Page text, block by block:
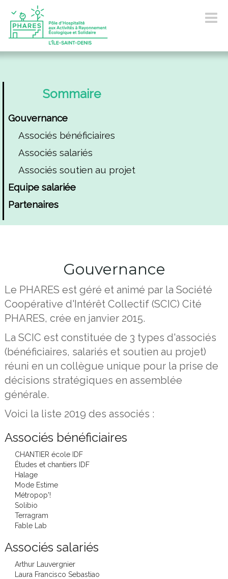
Toggle
Sommaire
Gouvernance
Associés bénéficiaires
Associés salariés
Associés soutien au projet
Equipe salariée
Partenaires
Gouvernance
Le PHARES est géré et animé par la Société
Coopérative d'Intérêt Collectif (SCIC) Cité
PHARES, crée en janvier 2015.
La SCIC est constituée de 3 types d'associés
(bénéficiaires, salariés et soutien au projet)
réuni en un collègue unique pour la prise de
décisions stratégiques en assemblée
générale.
Voici la liste 2019 des associés :
Associés bénéficiaires
CHANTIER école IDF
Études et chantiers IDF
Halage
Mode Estime
Métropop'!
Solibio
Terragram
Fable Lab
Associés salariés
Arthur Lauvergnier
Laura Francisco Sebastiao